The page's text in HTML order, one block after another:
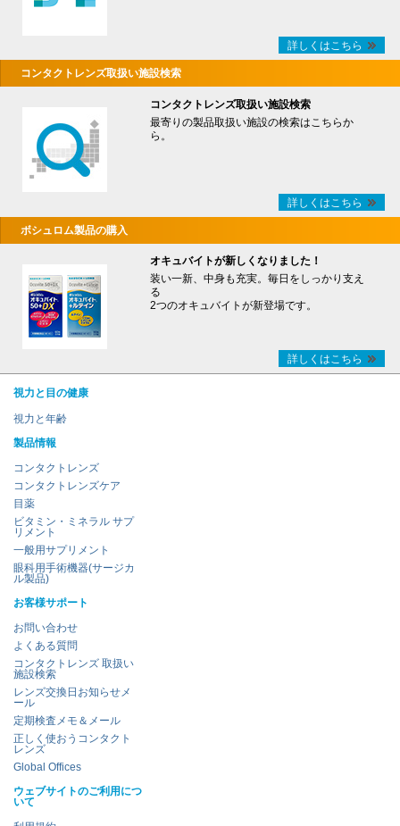
詳しくはこちら
コンタクトレンズ取扱い施設検索
コンタクトレンズ取扱い施設検索
最寄りの製品取扱い施設の検索はこちらか
ら。
詳しくはこちら
ボシュロム製品の購入
オキュバイトが新しくなりました！
装い一新、中身も充実。毎日をしっかり支え
る
2つのオキュバイトが新登場です。
詳しくはこちら
視力と目の健康
視力と年齢
製品情報
コンタクトレンズ
コンタクトレンズケア
目薬
ビタミン・ミネラル サプ
リメント
一般用サプリメント
眼科用手術機器(サージカ
ル製品)
お客様サポート
お問い合わせ
よくある質問
コンタクトレンズ 取扱い
施設検索
レンズ交換日お知らせメ
ール
定期検査メモ＆メール
正しく使おうコンタクト
レンズ
Global Offices
ウェブサイトのご利用につ
いて